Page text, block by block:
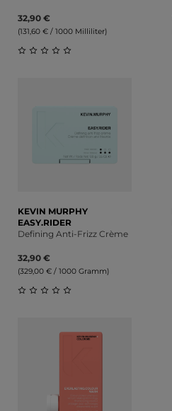
32,90 €
(131,60 € / 1000 Milliliter)
KEVIN MURPHY
EASY.RIDER
Defining Anti-Frizz Crème
32,90 €
(329,00 € / 1000 Gramm)